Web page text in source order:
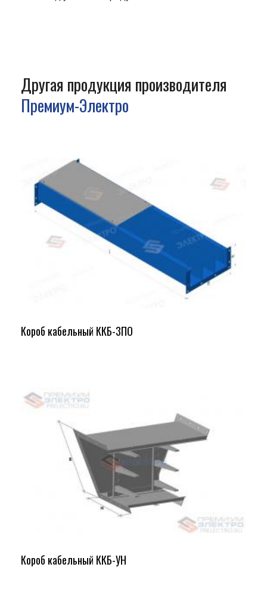
Другая продукция производителя
Премиум-Электро
Короб кабельный ККБ-3ПО
Короб кабельный ККБ-УН